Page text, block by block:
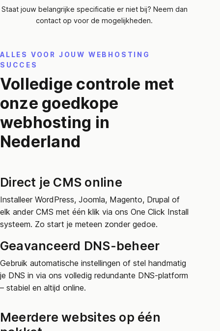
Staat jouw belangrijke specificatie er niet bij? Neem dan
contact op voor de mogelijkheden.
ALLES VOOR JOUW WEBHOSTING
SUCCES
Volledige controle met
onze goedkope
webhosting in
Nederland
Direct je CMS online
Installeer WordPress, Joomla, Magento, Drupal of
elk ander CMS met één klik via ons One Click Install
systeem. Zo start je meteen zonder gedoe.
Geavanceerd DNS-beheer
Gebruik automatische instellingen of stel handmatig
je DNS in via ons volledig redundante DNS-platform
– stabiel en altijd online.
Meerdere websites op één